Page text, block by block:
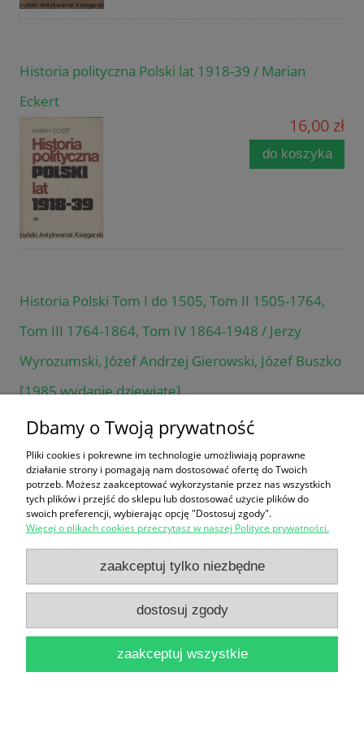
Historia polityczna Polski lat 1918-39 / Marian
Eckert
16,00 zł
do koszyka
Historia Polski Tom I do 1505, Tom II 1505-1764,
Tom III 1764-1864, Tom IV 1864-1948 / Jerzy
Wyrozumski, Józef Andrzej Gierowski, Józef Buszko
[1985 wydanie dziewiąte]
Episkopat Polski z pierwszej połowy XX wieku / ks.
do koszyka
Dbamy o Twoją prywatność
Pliki cookies i pokrewne im technologie umożliwiają poprawne
działanie strony i pomagają nam dostosować ofertę do Twoich
potrzeb. Możesz zaakceptować wykorzystanie przez nas wszystkich
tych plików i przejść do sklepu lub dostosować użycie plików do
swoich preferencji, wybierając opcję "Dostosuj zgody".
Więcej o plikach cookies przeczytasz w naszej Polityce prywatności.
zaakceptuj tylko niezbędne
dostosuj zgody
zaakceptuj wszystkie